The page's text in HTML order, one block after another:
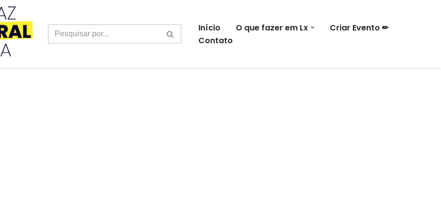
Início O que fazer em Lx
Criar Evento ✏
Contato